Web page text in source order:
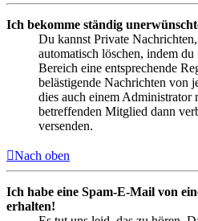
Ich bekomme ständig
Du kannst Private
automatisch löschen, indem
Bereich eine entsprechende
belästigende Nachrichten von
dies auch einem Administrator
betreffenden Mitglied dann
versenden.
Nach oben
Ich habe eine Spam-E-Mail von
erhalten!